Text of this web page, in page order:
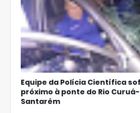
Equipe da Polícia Científica
próximo à ponte do Rio
Santarém